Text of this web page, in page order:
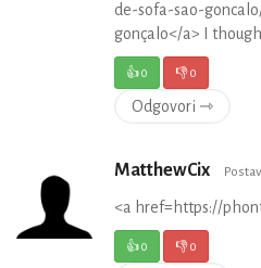
de-sofa-sao-
gonçalo</a> I
👍0 👎0
Odgovori ⇾
MatthewCix
<a href=https://
👍0 👎0